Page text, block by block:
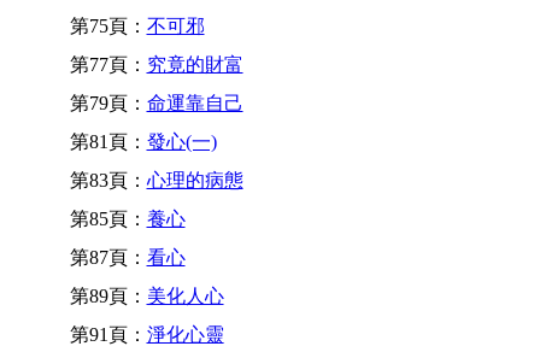
第75頁： 不可邪
第77頁： 究竟的財富
第79頁： 命運靠自己
第81頁： 發心(一)
第83頁： 心理的病態
第85頁： 養心
第87頁： 看心
第89頁： 美化人心
第91頁： 淨化心靈